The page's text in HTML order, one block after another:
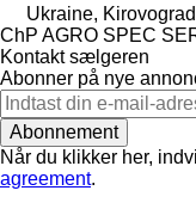
Ukraine, Kirovograd
ChP AGRO SPEC
Kontakt sælgeren
Abonner på nye
Abonnement
Når du klikker her,
agreement.